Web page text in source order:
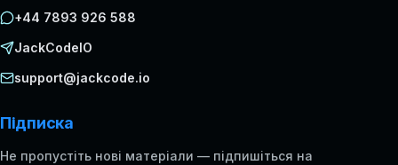
+44 7893 926 588
JackCodeIO
support@jackcode.io
Підписка
Не пропустіть нові матеріали — підпишіться на